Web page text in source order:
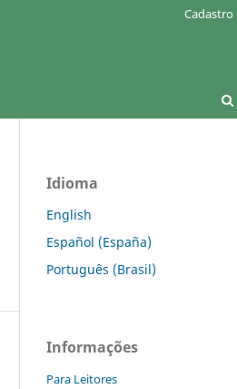
Cadastro
Idioma
English
Español (España)
Português (Brasil)
Informações
Para Leitores